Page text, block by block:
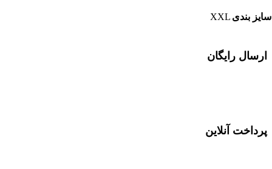
سایز بندی XXL
ارسال رایگان
پرداخت آنلاین